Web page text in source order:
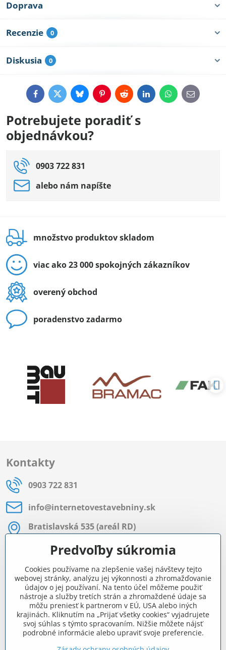
Doprava
Recenzie 0
Diskusia 0
FacebookTwitterBlueskyPinterestRedditLinkedInWhatsApp
E-
mail
Potrebujete poradiť s
objednávkou?
0903 722 831
alebo nám napíšte
množstvo produktov skladom
viac ako 23 000 spokojných zákazníkov
overený obchod
poradenstvo zadarmo
Kontakty
0903 722 831
info​@internetovestavebniny​.sk
Bratislavská 535 (areál RD)
Most pri Bratislave
Pon - Pia 8:00 - 11:30 a 12:15 - 15:30
Facebook
Navigácia
Všetko o nákupe
Predvoľby súkromia
Cookies používame na zlepšenie vašej návštevy tejto
webovej stránky, analýzu jej výkonnosti a zhromažďovanie
údajov o jej používaní. Na tento účel môžeme použiť
nástroje a služby tretích strán a zhromaždené údaje sa
môžu preniesť k partnerom v EÚ, USA alebo iných
krajinách. Kliknutím na „Prijať všetky cookies“ vyjadrujete
svoj súhlas s týmto spracovaním. Nižšie môžete nájsť
podrobné informácie alebo upraviť svoje preferencie.